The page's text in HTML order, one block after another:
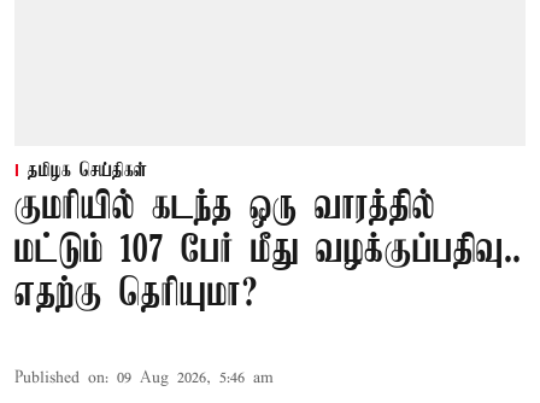
தமிழக செய்திகள்
குமரியில் கடந்த ஒரு வாரத்தில்
மட்டும் 107 பேர் மீது வழக்குப்பதிவு..
எதற்கு தெரியுமா?
Published on: 09 Aug 2026, 5:46 am